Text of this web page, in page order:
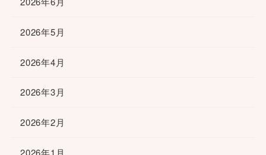
2026年5月
2026年4月
2026年3月
2026年2月
2026年1月